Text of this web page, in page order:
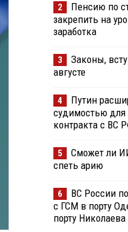
2
Пенсию по
закрепить на
заработка
3
Законы,
августе
4
Путин
судимостью для
контракта с ВС
5
Сможет ли
спеть арию
6
ВС России
с ГСМ в порту
порту Николаева